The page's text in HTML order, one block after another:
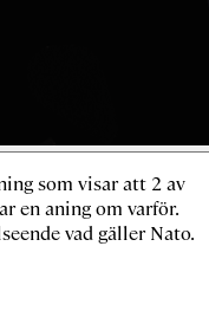
som visar att 2 av
en aning om varför.
vad gäller Nato.